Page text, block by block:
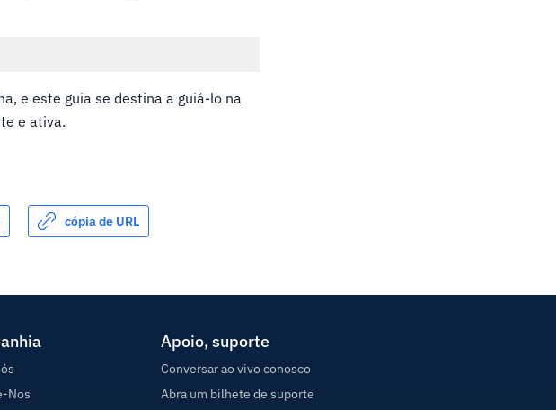
e este guia se destina a guiá-lo na
e ativa.
cópia de URL
Nos
Apoio, suporte
Conversar ao vivo conosco
Abra um bilhete de suporte